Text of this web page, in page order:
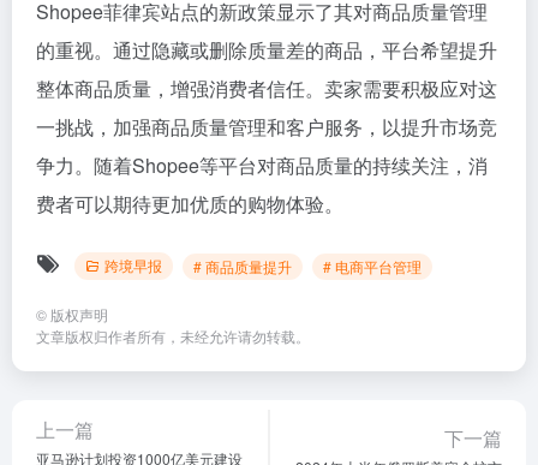
Shopee菲律宾站点的新政策显示了其对商品质量管理
的重视。通过隐藏或删除质量差的商品，平台希望提升
整体商品质量，增强消费者信任。卖家需要积极应对这
一挑战，加强商品质量管理和客户服务，以提升市场竞
争力。随着Shopee等平台对商品质量的持续关注，消
费者可以期待更加优质的购物体验。
跨境早报 # 商品质量提升 # 电商平台管理
© 版权声明
文章版权归作者所有，未经允许请勿转载。
上一篇
亚马逊计划投资1000亿美元建设
下一篇